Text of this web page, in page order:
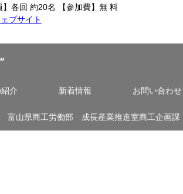
】各回 約20名 【参加費】無 料
ブサイト
介 新着情報 お問い合わせ
富山県商工労働部 成長産業推進室商工企画